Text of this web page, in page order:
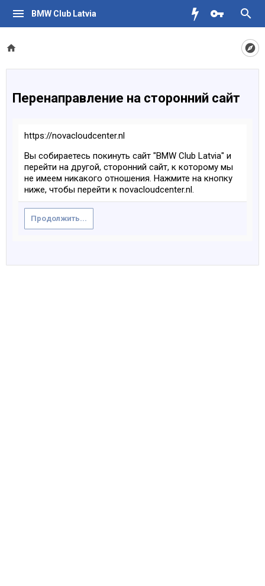
BMW Club Latvia
Перенаправление на сторонний сайт
https://novacloudcenter.nl
Вы собираетесь покинуть сайт "BMW Club Latvia" и
перейти на другой, сторонний сайт, к которому мы
не имеем никакого отношения. Нажмите на кнопку
ниже, чтобы перейти к novacloudcenter.nl.
Продолжить...